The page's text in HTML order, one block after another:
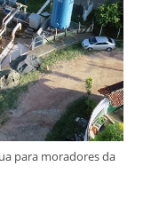
para moradores da